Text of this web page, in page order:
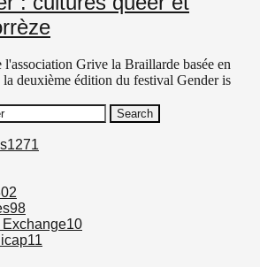
l'association Grive la Braillarde basée en
deuxième édition du festival Gender is
Search
1271
98
10
11